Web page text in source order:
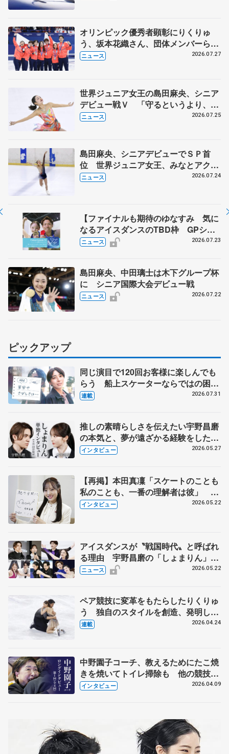
オリンピック優秀者顕彰にりくりゅ
う、坂本花織さん、団体メンバーら
8月7日に文科省が表彰式、ブルーノ・
ニュース 2026.07.27
世界ジュニア女王の島田麻央、シニア
デビュー戦Ｖ 「守るというより、攻
める」気持ち、みなとアクルス杯
ニュース 2026.07.25
島田麻央、シニアデビューでＳＰ首
位 世界ジュニア女王、みなとアクル
ス杯
ニュース 2026.07.24
【ファイナルも期待のゆなすみ 気に
なるアイスダンスのTBD枠 GPシリ
ーズ展望③ペア・アイスダンス編】
ニュース 2026.07.23
島田麻央、中田璃士は木下グループ杯
に シニア国際大会デビュー戦
ニュース 2026.07.22
ピックアップ
同じ演目で120回お客様に楽しんでも
らう 船上スケーターならではの困難
とは 影響あったPIW前キャプテン松
連載 2026.07.31
推しの素晴らしさを伝えたい宇野昌磨
の本気と、夢が遠ざかる経験をした本
田真凜の覚悟
インタビュー 2026.05.27
【再掲】本田真凜「スケートのことも
私のことも、一番の理解者は彼」 引
退時の単独インタビューで語った競技
インタビュー 2026.05.22
アイスダンスが〝戦国時代〟と呼ばれ
る理由 宇野昌磨の「しょまりん」ら
実力者が相次いで参戦 国内の競争激
ニュース 2026.05.22
ペア競技に変革をもたらしたりくりゅ
う 独自のスタイルを創造、発明した
【引退発表後②】
連載 2026.04.24
中野園子コーチ、教えるためにたこ焼
きを焼いてトイレ掃除も 他の競技に
も通用するという坂本花織の筋肉
インタビュー 2026.04.09